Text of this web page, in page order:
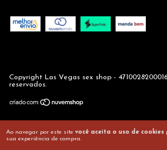
Ao navegar por este site você aceita o uso de cookies
sua experiência de compra.
Copyright Las Vegas sex shop -
reservados.